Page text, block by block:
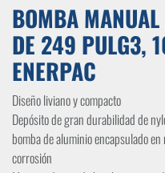
BOMBA
DE 249 PULG3,
ENERPAC
Diseño liviano y compacto
Depósito de gran durabilidad de
bomba de aluminio encapsulado
corrosión